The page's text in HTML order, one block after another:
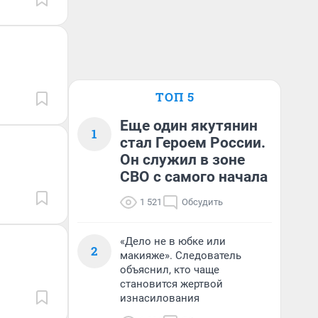
ТОП 5
1
Еще один якутянин
стал Героем России.
Он служил в зоне
СВО с самого начала
1 521 Обсудить
2
«Дело не в юбке или
макияже». Следователь
объяснил, кто чаще
становится жертвой
изнасилования